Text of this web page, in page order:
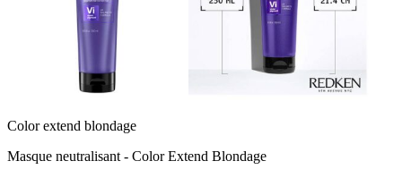
Color extend blondage
Masque neutralisant - Color Extend Blondage